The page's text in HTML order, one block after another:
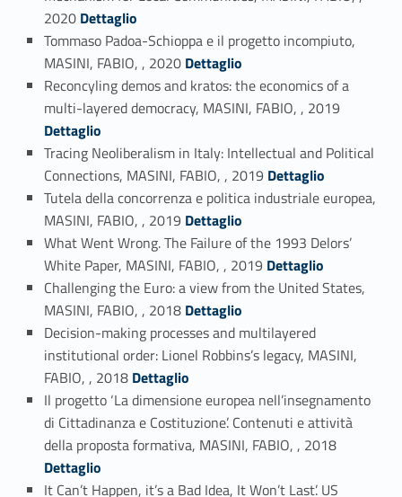
2020 Link identifier #identifier_person_85023-23
Dettaglio
Tommaso Padoa-Schioppa e il progetto incompiuto,
MASINI, FABIO, , 2020Link identifier #identifier_person_88409-24Dettaglio
Reconcyling demos and kratos: the economics of a
multi-layered democracy, MASINI, FABIO, , 2019
Dettaglio
Tracing Neoliberalism in Italy: Intellectual and Political
Connections, MASINI, FABIO, , 2019 Link identifier #identifier_person_57278-26
Dettaglio
Tutela della concorrenza e politica industriale europea,
MASINI, FABIO, , 2019 Link identifier #identifier_person_188326-27
Dettaglio
What Went Wrong. The Failure of the 1993 Delors’
White Paper, MASINI, FABIO, , 2019 Link identifier #identifier_person_199070-28
Dettaglio
Challenging the Euro: a view from the United States,
MASINI, FABIO, , 2018 Link identifier #identifier_person_122355-29
Dettaglio
Decision-making processes and multilayered
institutional order: Lionel Robbins’s legacy, MASINI,
FABIO, , 2018 Link identifier #identifier_person_102632-30
Dettaglio
Il progetto ‘La dimensione europea nell’insegnamento
di Cittadinanza e Costituzione’. Contenuti e attività
della proposta formativa, MASINI, FABIO, , 2018
Dettaglio
It Can’t Happen, it’s a Bad Idea, It Won’t Last’. US